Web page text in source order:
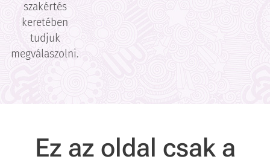
szakértés
keretében
tudjuk
megválaszolni.
Ez az oldal csak a